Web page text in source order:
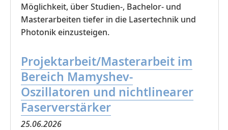
Möglichkeit, über Studien-, Bachelor- und
Masterarbeiten tiefer in die Lasertechnik und
Photonik einzusteigen.
Projektarbeit/Masterarbeit im
Bereich Mamyshev-
Oszillatoren und nichtlinearer
Faserverstärker
25.06.2026